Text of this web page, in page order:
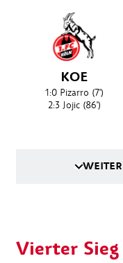
KOE
1:0 Pizarro (7')
2:3 Jojic(86')
Vierter